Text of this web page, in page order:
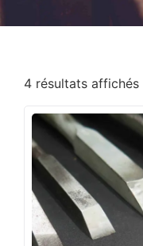
4 résultats affichés